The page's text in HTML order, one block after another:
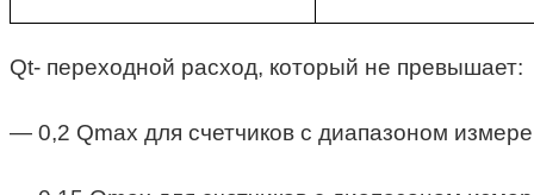
Qt- переходной расход, который не превышает:
— 0,2 Qmax для счетчиков с диапазоном